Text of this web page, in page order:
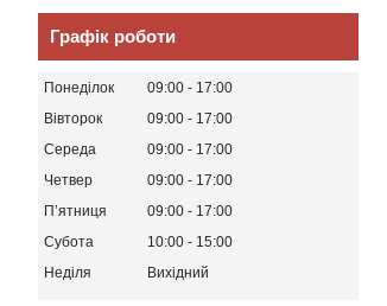
Графік роботи
Понеділок 09:00
17:00
Вівторок
09:00
17:00
Середа
09:00
17:00
Четвер
09:00
17:00
Пʼятниця
09:00
17:00
Субота
10:00
15:00
Неділя
Вихідний